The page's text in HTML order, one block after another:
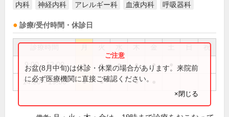
内科 神経内科 アレルギー科 血液内科 呼吸器科
診療/受付時間・休診日
祝
9:00～12:00 ● ● ● ● ●
14:00～19:00 ● ● ●
お盆(8月中旬)は休診・休業の場合があります。来院前
に必ず医療機関に直接ご確認ください。
×閉じる